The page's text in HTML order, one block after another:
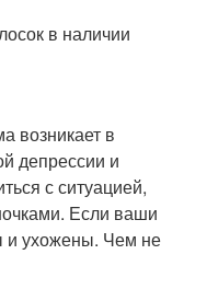
в наличии
возникает в
депрессии и
с ситуацией,
Если ваши
и ухожены. Чем не